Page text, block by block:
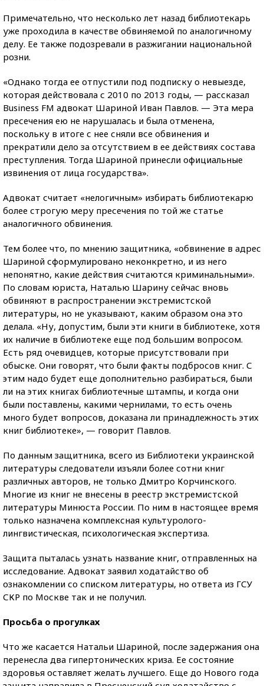
Примечательно, что несколько лет назад библиотекарь
уже проходила в качестве обвиняемой по аналогичному
делу. Ее также подозревали в разжигании национальной
розни.
«Однако тогда ее отпустили под подписку о невыезде,
которая действовала с 2010 по 2013 годы, — рассказал
Business FM адвокат Шариной Иван Павлов. — Эта мера
пресечения ею не нарушалась и была отменена,
поскольку в итоге с нее сняли все обвинения и
прекратили дело за отсутствием в ее действиях состава
преступления. Тогда Шариной принесли официальные
извинения от лица государства».
Адвокат считает «нелогичным» избирать библиотекарю
более строгую меру пресечения по той же статье
аналогичного обвинения.
Тем более что, по мнению защитника, «обвинение в адрес
Шариной сформулировано неконкретно, и из него
непонятно, какие действия считаются криминальными».
По словам юриста, Наталью Шарину сейчас вновь
обвиняют в распространении экстремистской
литературы, но не указывают, каким образом она это
делала. «Ну, допустим, были эти книги в библиотеке, хотя
их наличие в библиотеке еще под большим вопросом.
Есть ряд очевидцев, которые присутствовали при
обыске. Они говорят, что были факты подбросов книг. С
этим надо будет еще дополнительно разбираться, были
ли на этих книгах библиотечные штампы, и когда они
были поставлены, какими чернилами, то есть очень
много будет вопросов, доказана ли принадлежность этих
книг библиотеке», — говорит Павлов.
По данным защитника, всего из Библиотеки украинской
литературы следователи изъяли более сотни книг
различных авторов, не только Дмитро Корчинского.
Многие из книг не внесены в реестр экстремистской
литературы Минюста России. По ним в настоящее время
только назначена комплексная культуролого-
лингвистическая, психологическая экспертиза.
Защита пыталась узнать название книг, отправленных на
исследование. Адвокат заявил ходатайство об
ознакомлении со списком литературы, но ответа из ГСУ
СКР по Москве так и не получил.
Просьба о прогулках
Что же касается Натальи Шариной, после задержания она
перенесла два гипертонических криза. Ее состояние
здоровья оставляет желать лучшего. Еще до Нового года